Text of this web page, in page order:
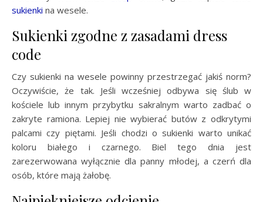
sukienki na wesele.
Sukienki zgodne z zasadami dress
code
Czy sukienki na wesele powinny przestrzegać jakiś norm?
Oczywiście, że tak. Jeśli wcześniej odbywa się ślub w
kościele lub innym przybytku sakralnym warto zadbać o
zakryte ramiona. Lepiej nie wybierać butów z odkrytymi
palcami czy piętami. Jeśli chodzi o sukienki warto unikać
koloru białego i czarnego. Biel tego dnia jest
zarezerwowana wyłącznie dla panny młodej, a czerń dla
osób, które mają żałobę.